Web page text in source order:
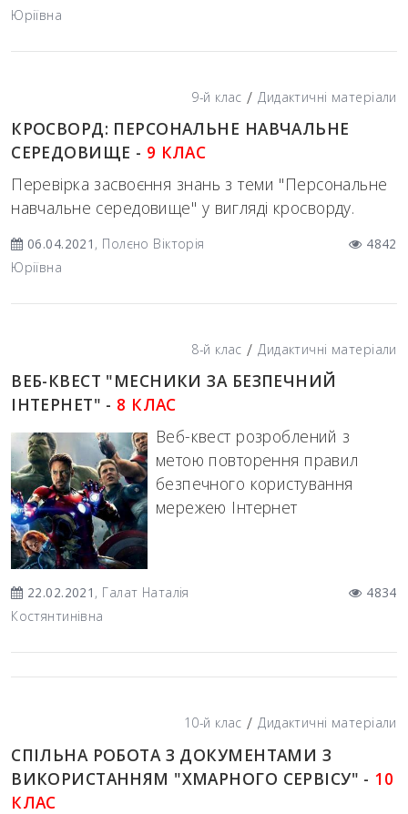
Юріївна
9-й клас / Дидактичні матеріали
КРОСВОРД: ПЕРСОНАЛЬНЕ НАВЧАЛЬНЕ
СЕРЕДОВИЩЕ - 9 КЛАС
Перевірка засвоєння знань з теми "Персональне
навчальне середовище" у вигляді кросворду.
06.04.2021 , Полєно Вікторія
Юріївна
4842
8-й клас / Дидактичні матеріали
ВЕБ-КВЕСТ "МЕСНИКИ ЗА БЕЗПЕЧНИЙ
ІНТЕРНЕТ" - 8 КЛАС
Веб-квест розроблений з
метою повторення правил
безпечного користування
мережею Інтернет
22.02.2021 , Галат Наталія
Костянтинівна
4834
10-й клас / Дидактичні матеріали
СПІЛЬНА РОБОТА З ДОКУМЕНТАМИ З
ВИКОРИСТАННЯМ "ХМАРНОГО СЕРВІСУ" - 10
КЛАС